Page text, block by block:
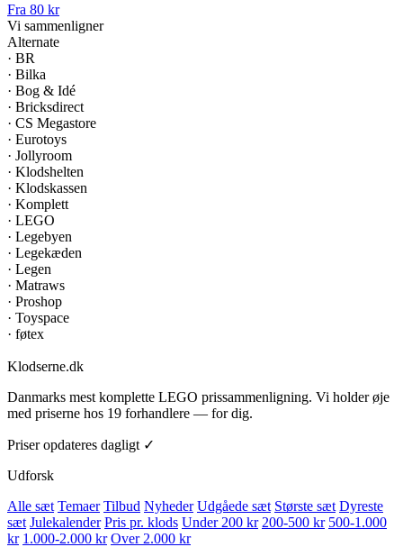
Fra 80 kr
Vi sammenligner
Alternate
· BR
· Bilka
· Bog & Idé
· Bricksdirect
· CS Megastore
· Eurotoys
· Jollyroom
· Klodshelten
· Klodskassen
· Komplett
· LEGO
· Legebyen
· Legekæden
· Legen
· Matraws
· Proshop
· Toyspace
· føtex
Klodserne.dk
Danmarks mest komplette LEGO prissammenligning. Vi holder øje
med priserne hos 19 forhandlere — for dig.
Priser opdateres dagligt ✓
Udforsk
Alle sæt Temaer Tilbud Nyheder Udgåede sæt Største sæt Dyreste
sæt Julekalender Pris pr. klods Under 200 kr 200-500 kr 500-1.000
kr 1.000-2.000 kr Over 2.000 kr